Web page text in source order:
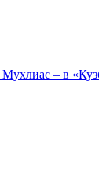
– в